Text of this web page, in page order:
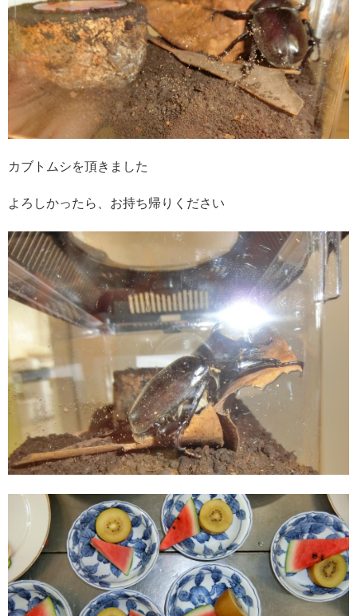
カブトムシを頂きました
よろしかったら、お持ち帰りください